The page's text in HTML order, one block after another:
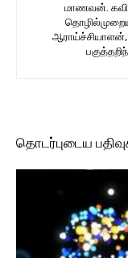
மாணவன்.
தொடர்புடைய